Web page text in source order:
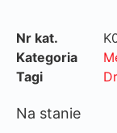
Nr kat.
Kategoria
Tagi
Na stanie